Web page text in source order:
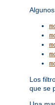
Los
que se